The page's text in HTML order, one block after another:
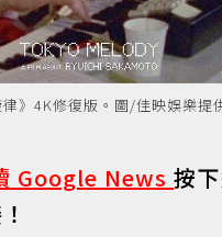
律》4K修復版。圖/佳映娛樂提
Google News按